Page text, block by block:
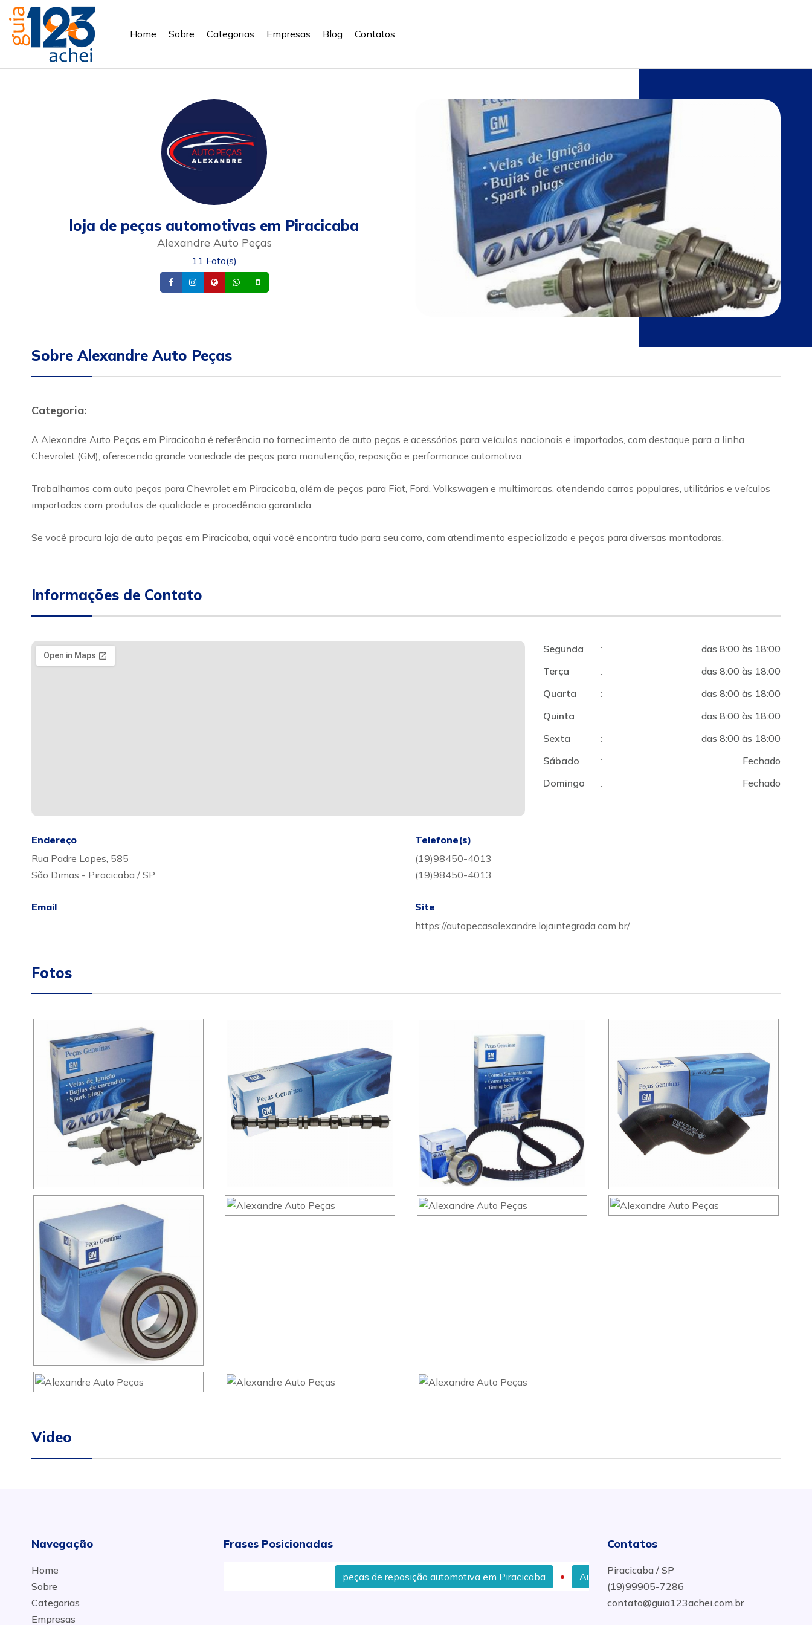
Home Sobre Categorias Empresas Blog Contatos
loja de peças automotivas em Piracicaba
Alexandre Auto Peças
11 Foto(s)
FacebookInstagram
Site Whatsapp
Sobre Alexandre Auto Peças
Categoria:
A Alexandre Auto Peças em Piracicaba é referência no fornecimento de auto peças e acessórios para veículos nacionais e importados, com destaque para a linha
Chevrolet (GM), oferecendo grande variedade de peças para manutenção, reposição e performance automotiva.
Trabalhamos com auto peças para Chevrolet em Piracicaba, além de peças para Fiat, Ford, Volkswagen e multimarcas, atendendo carros populares, utilitários e veículos
importados com produtos de qualidade e procedência garantida.
Se você procura loja de auto peças em Piracicaba, aqui você encontra tudo para seu carro, com atendimento especializado e peças para diversas montadoras.
Informações de Contato
Segunda :
das 8:00 às 18:00
Terça
:
das 8:00 às 18:00
Quarta
:
das 8:00 às 18:00
Quinta
:
das 8:00 às 18:00
Sexta
:
das 8:00 às 18:00
Sábado
:
Fechado
Domingo
: Fechado
Endereço
Rua Padre Lopes, 585
São Dimas - Piracicaba / SP
Telefone(s)
(19)98450-4013
(19)98450-4013
Email
Site
https://autopecasalexandre.lojaintegrada.com.br/
Fotos
Video
Navegação
Home
Sobre
Categorias
Empresas
Frases Posicionadas
peças de reposição automotiva em Piracicaba Auto Peças e Acessórios Automotivos Mais Próximo no
Contatos
Piracicaba / SP
(19)99905-7286
contato@guia123achei.com.br